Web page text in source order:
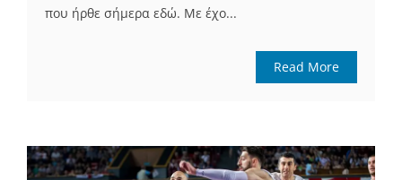
που ήρθε σήμερα εδώ. Με έχο...
Read More